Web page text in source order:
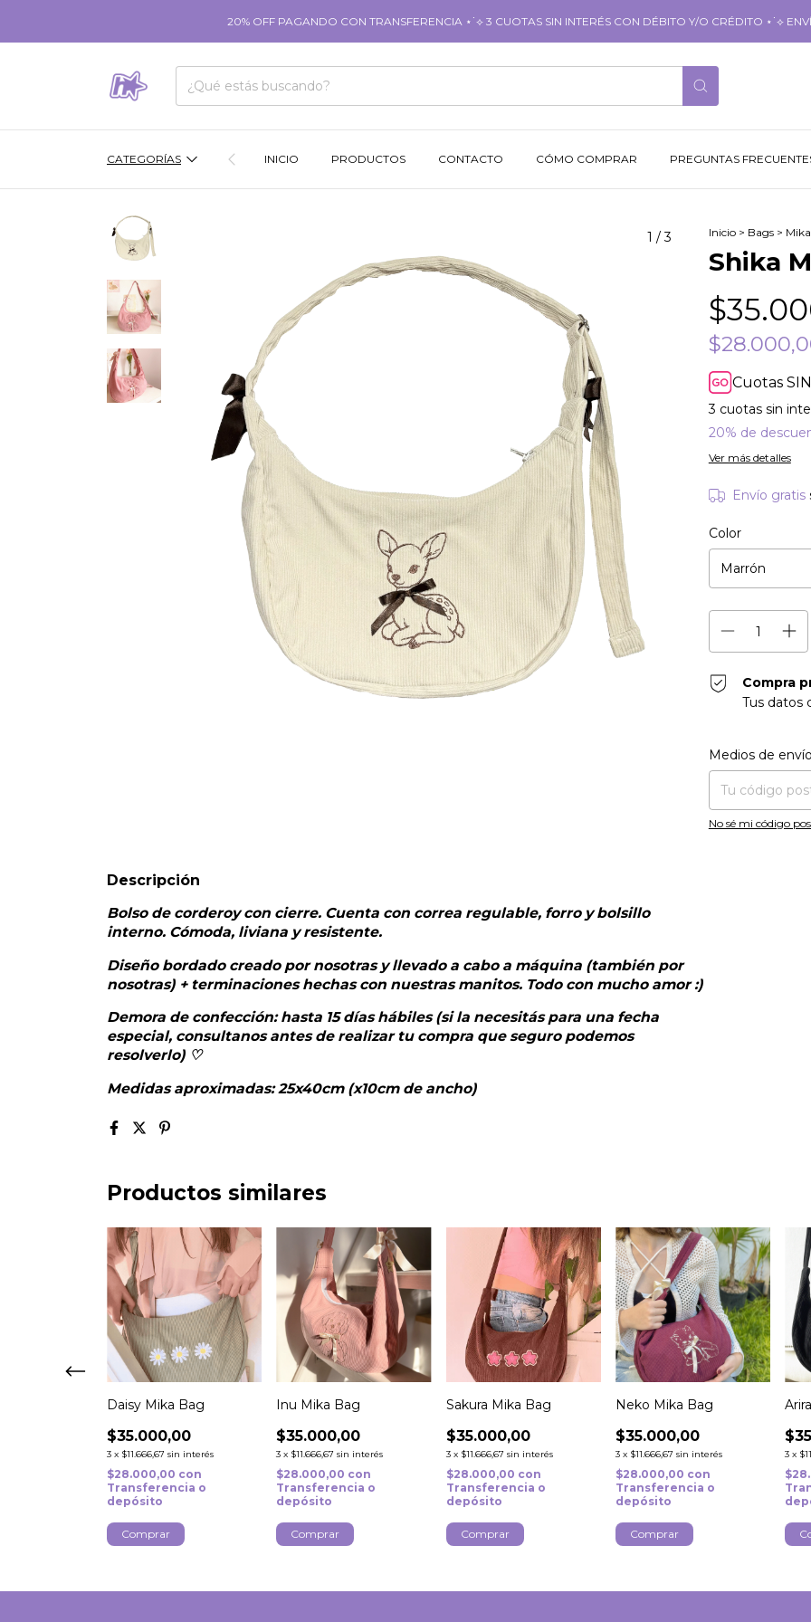
20% OFF PAGANDO CON TRANSFERENCIA ⋆˙⟡ 3 CUOTAS SIN INTERÉS CON DÉBITO Y/O CRÉDITO ⋆˙⟡
CATEGORÍAS INICIO PRODUCTOS CONTACTO CÓMO COMPRAR PREGUNTAS
1 /3 Inicio > Bags >
Shika
Cuotas
3 cuotas sin
20% de
Ver más detalles
Envío gratis
Color
Compra
Tus datos
Entregas para el
Medios de
No sé mi código
Descripción
Bolso de corderoy con cierre. Cuenta con correa regulable, forro y bolsillo
interno. Cómoda, liviana y resistente.
Diseño bordado creado por nosotras y llevado a cabo a máquina (también por
nosotras) + terminaciones hechas con nuestras manitos. Todo con mucho amor :)
Demora de confección: hasta 15 días hábiles (si la necesitás para una fecha
especial, consultanos antes de realizar tu compra que seguro podemos
resolverlo) ♡
Medidas aproximadas: 25x40cm (x10cm de ancho)
Productos similares
Daisy Mika Bag
$35.000,00
3 x $11.666,67 sin interés
$28.000,00 con
Transferencia o
depósito
Comprar
Inu Mika Bag
$35.000,00
3 x $11.666,67 sin interés
$28.000,00 con
Transferencia o
depósito
Comprar
Sakura Mika Bag
$35.000,00
3 x $11.666,67 sin interés
$28.000,00 con
Transferencia o
depósito
Comprar
Neko Mika Bag
$35.000,00
3 x $11.666,67 sin interés
$28.000,00 con
Transferencia o
depósito
Comprar
3 x